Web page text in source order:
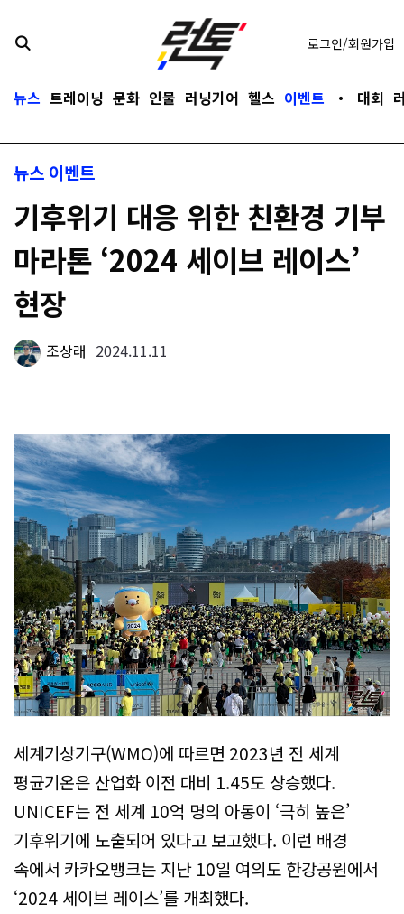
바로가기
뉴스 트레이닝 문화 인물 러닝기어 헬스 이벤트 ・ 대회
로그인/회원가입
뉴스 이벤트
기후위기 대응 위한 친환경 기부
마라톤 ‘2024 세이브 레이스’
현장
조상래 2024.11.11
세계기상기구(WMO)에 따르면 2023년 전 세계
평균기온은 산업화 이전 대비 1.45도 상승했다.
UNICEF는 전 세계 10억 명의 아동이 ‘극히 높은’
기후위기에 노출되어 있다고 보고했다. 이런 배경
속에서 카카오뱅크는 지난 10일 여의도 한강공원에서
‘2024 세이브 레이스’를 개최했다.